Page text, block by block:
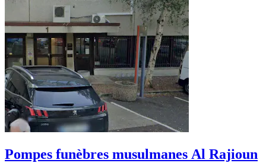
Pompes funèbres musulmanes Al Rajioun